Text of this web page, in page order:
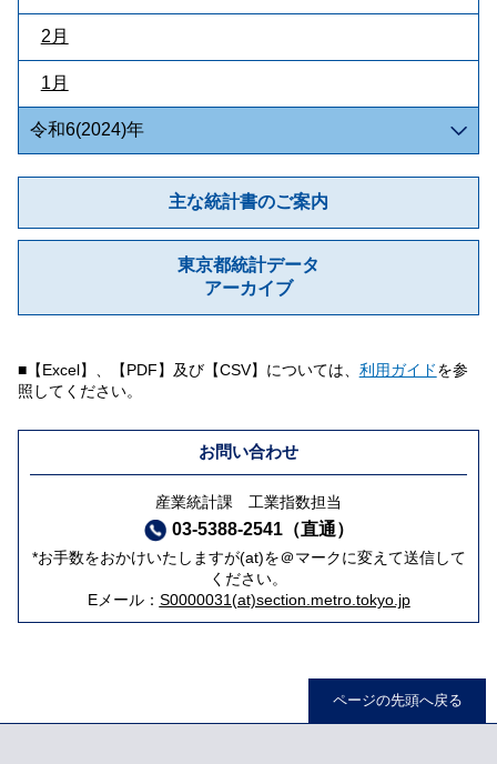
2月
1月
令和6(2024)年
主な統計書のご案内
東京都統計データ
アーカイブ
■【Excel】、【PDF】及び【CSV】については、 利用ガイドを参
照してください。
お問い合わせ
産業統計課 工業指数担当
03-5388-2541（直通）
*お手数をおかけいたしますが(at)を＠マークに変えて送信して
ください。
Eメール： S0000031(at)section.metro.tokyo.jp
ページの先頭へ戻る